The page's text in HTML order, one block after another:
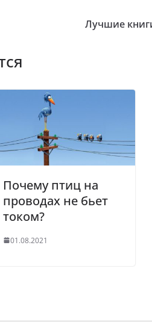
n
Лучшие
Почему птиц на
проводах не бьет
током?
01.08.2021